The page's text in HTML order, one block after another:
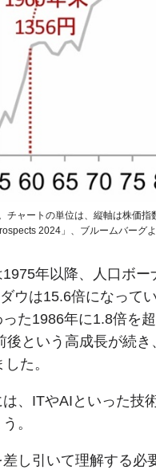
チャートの単位は、縦軸は株価指
2024」、ブルームバーグ
年以降、人口ボ
ウは15.6倍になって
た1986年に1.8倍を
という高成長が続
た。
、ITやAIといった技
。
し引いて理解する